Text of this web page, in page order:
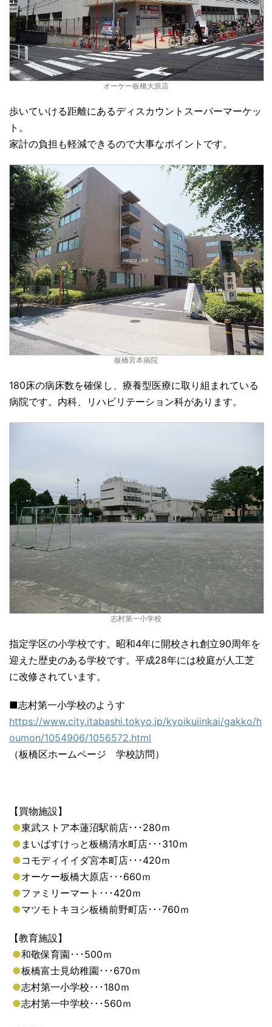
オーケー板橋大原店
歩いていける距離にあるディスカウントスーパーマーケッ
ト。
家計の負担も軽減できるので大事なポイントです。
板橋宮本病院
180床の病床数を確保し、療養型医療に取り組まれている
病院です。内科、リハビリテーション科があります。
志村第一小学校
指定学区の小学校です。昭和4年に開校され創立90周年を
迎えた歴史のある学校です。平成28年には校庭が人工芝
に改修されています。
■志村第一小学校のようす
https://www.city.itabashi.tokyo.jp/kyoikuiinkai/gakko/h
oumon/1054906/1056572.html
（板橋区ホームページ 学校訪問）
【買物施設】
●東武ストア本蓮沼駅前店･･･280ｍ
● まいばすけっと板橋清水町店･･･310ｍ
●コモディイイダ宮本町店･･･420ｍ
●オーケー板橋大原店･･･660ｍ
●ファミリーマート･･･420ｍ
●マツモトキヨシ板橋前野町店･･･760ｍ
【教育施設】
●和敬保育園･･･500ｍ
●板橋富士見幼稚園･･･670ｍ
●志村第一小学校･･･180ｍ
●志村第一中学校･･･560ｍ